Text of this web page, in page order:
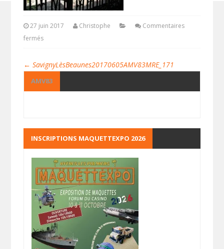
27 juin 2017 Christophe
Commentaires
fermés
← SavignyLèsBeaunes20170605AMV83MRE_171
AMV83
INSCRIPTIONS MAQUETTEXPO 2026